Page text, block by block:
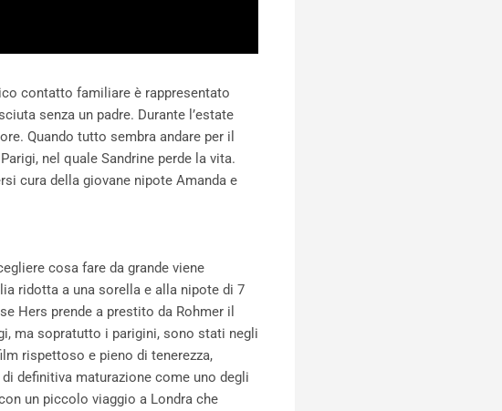
contatto familiare è rappresentato
senza un padre. Durante l’estate
Quando tutto sembra andare per il
nel quale Sandrine perde la vita.
cura della giovane nipote Amanda e
cosa fare da grande viene
ridotta a una sorella e alla nipote di 7
Hers prende a prestito da Rohmer il
ma sopratutto i parigini, sono stati negli
rispettoso e pieno di tenerezza,
definitiva maturazione come uno degli
un piccolo viaggio a Londra che